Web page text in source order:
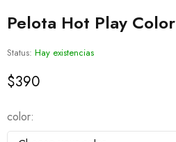
Pelota Hot Play Color
Status: Hay existencias
$390
color